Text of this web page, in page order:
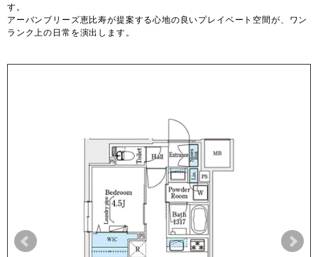
す。
アーバンブリーズ恵比寿が提案する心地の良いプレイベート空間が、ワン
ランク上の日常を演出します。